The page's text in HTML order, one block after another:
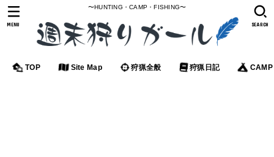
〜HUNTING・CAMP・FISHING〜
TOP Site Map 狩猟全般 狩猟日記 CAMP
SEARCH
MENU